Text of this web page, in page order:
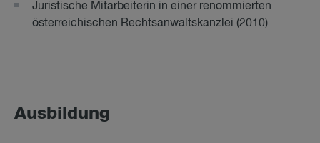
Juristische Mitarbeiterin in einer renommierten
österreichischen Rechtsanwaltskanzlei (2010)
Ausbildung